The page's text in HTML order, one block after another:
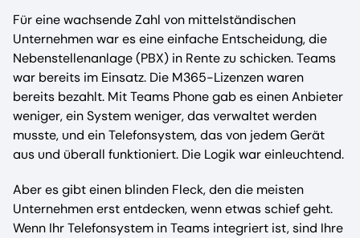
Für eine wachsende Zahl von mittelständischen
Unternehmen war es eine einfache Entscheidung, die
Nebenstellenanlage (PBX) in Rente zu schicken. Teams
war bereits im Einsatz. Die M365-Lizenzen waren
bereits bezahlt. Mit Teams Phone gab es einen Anbieter
weniger, ein System weniger, das verwaltet werden
musste, und ein Telefonsystem, das von jedem Gerät
aus und überall funktioniert. Die Logik war einleuchtend.
Aber es gibt einen blinden Fleck, den die meisten
Unternehmen erst entdecken, wenn etwas schief geht.
Wenn Ihr Telefonsystem in Teams integriert ist, sind Ihre